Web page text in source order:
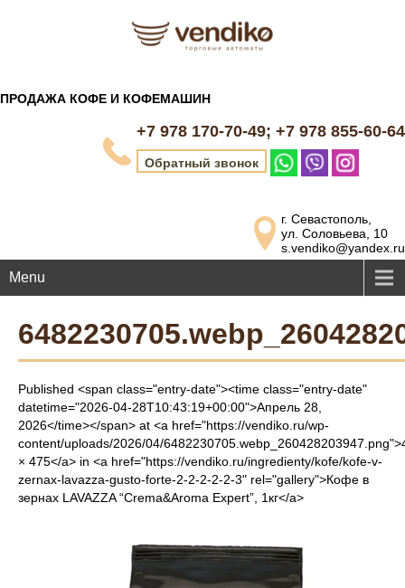
ПРОДАЖА КОФЕ И КОФЕМАШИН
+7 978 170-70-49; +7 978 855-60-64
Обратный звонок
г. Севастополь,
ул. Соловьева, 10
s.vendiko@yandex.ru
Menu
Published <span class="entry-date"><time class="entry-date"
datetime="2026-04-28T10:43:19+00:00">Апрель 28,
2026</time></span> at <a href="https://vendiko.ru/wp-
content/uploads/2026/04/
× 475</a> in <a href="https://vendiko.ru/ingredienty/kofe/kofe-v-
zernax-lavazza-gusto-forte-2-2-2-2-2-3" rel="gallery">Кофе в
зернах LAVAZZA “Crema&Aroma Expert”, 1кг</a>